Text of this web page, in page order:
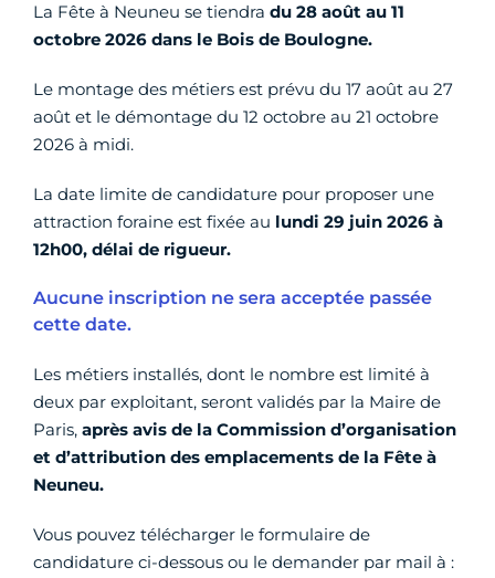
La Fête à Neuneu se tiendra du 28 août au 11
octobre 2026 dans le Bois de Boulogne.
Le montage des métiers est prévu du 17 août au 27
août et le démontage du 12 octobre au 21 octobre
2026 à midi.
La date limite de candidature pour proposer une
attraction foraine est fixée au lundi 29 juin 2026 à
12h00, délai de rigueur.
Aucune inscription ne sera acceptée passée
cette date.
Les métiers installés, dont le nombre est limité à
deux par exploitant, seront validés par la Maire de
Paris, après avis de la Commission d’organisation
et d’attribution des emplacements de la Fête à
Neuneu.
Vous pouvez télécharger le formulaire de
candidature ci-dessous ou le demander par mail à :